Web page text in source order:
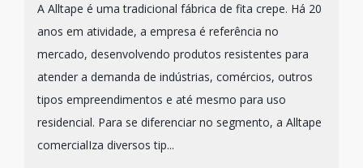
A Alltape é uma tradicional fábrica de fita crepe. Há 20
anos em atividade, a empresa é referência no
mercado, desenvolvendo produtos resistentes para
atender a demanda de indústrias, comércios, outros
tipos empreendimentos e até mesmo para uso
residencial. Para se diferenciar no segmento, a Alltape
comercialIza diversos tip...